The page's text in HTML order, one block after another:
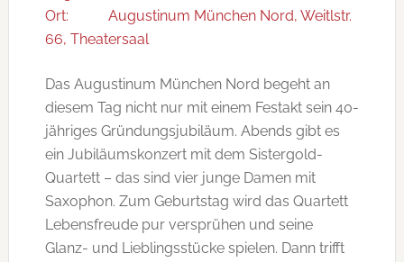
Ort:
Augustinum München Nord, Weitlstr.
66, Theatersaal
Das Augustinum München Nord begeht an
diesem Tag nicht nur mit einem Festakt sein 40-
jähriges Gründungsjubiläum. Abends gibt es
ein Jubiläumskonzert mit dem Sistergold-
Quartett – das sind vier junge Damen mit
Saxophon. Zum Geburtstag wird das Quartett
Lebensfreude pur versprühen und seine
Glanz- und Lieblingsstücke spielen. Dann trifft